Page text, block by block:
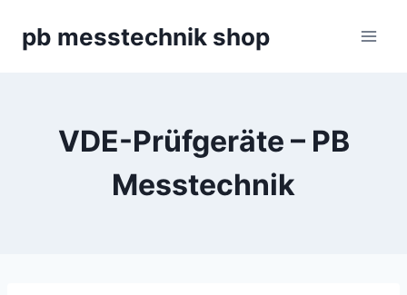
Inhaltpb messtechnik shop
VDE-Prüfgeräte – PB
Messtechnik